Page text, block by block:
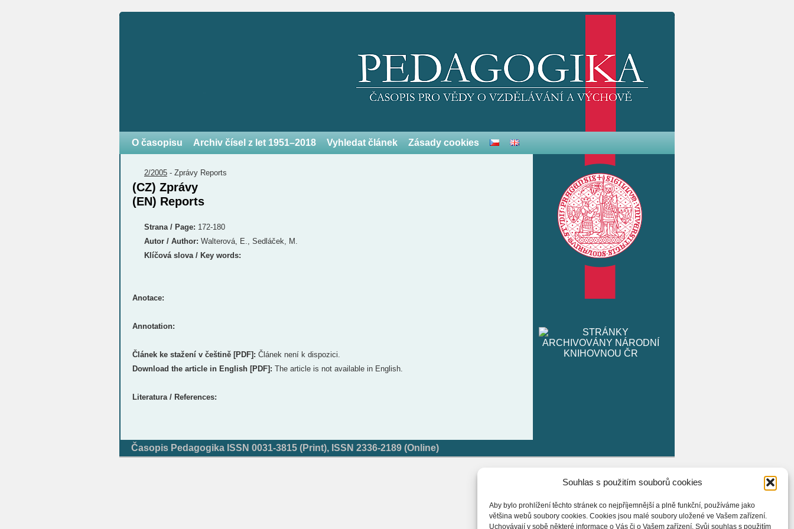
Souhlas s použitím souborů cookies
Aby bylo prohlížení těchto stránek co nejpříjemnější a plně funkční, používáme jako
většina webů soubory cookies. Cookies jsou malé soubory uložené ve Vašem zařízení.
Uchovávají v sobě některé informace o Vás či o Vašem zařízení. Svůj souhlas s použitím
O časopisu Archiv čísel z let 1951–2018 Vyhledat článek Zásady cookies
2/2005 - Zprávy Reports
(CZ) Zprávy
(EN) Reports
Strana / Page: 172-180
Autor / Author: Walterová, E., Sedláček, M.
Klíčová slova / Key words:
Anotace:
Annotation:
Článek ke stažení v češtině [PDF]: Článek není k dispozici.
Download the article in English [PDF]: The article is not available in English.
Literatura / References:
Časopis Pedagogika ISSN 0031-3815 (Print), ISSN 2336-2189 (Online)